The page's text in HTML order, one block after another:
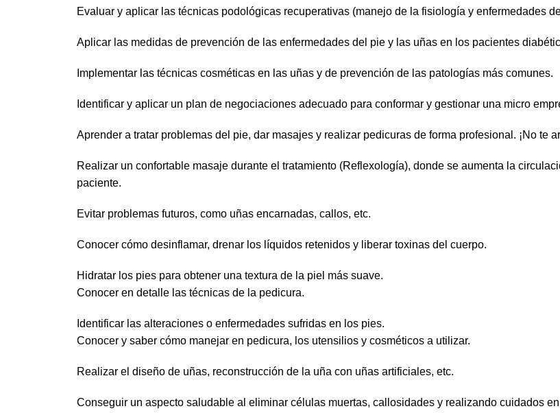
Evaluar y aplicar las técnicas podológicas recuperativas (manejo de la fisiología y enfermedades
Aplicar las medidas de prevención de las enfermedades del pie y las uñas en los pacientes
Implementar las técnicas cosméticas en las uñas y de prevención de las patologías más comunes.
Identificar y aplicar un plan de negociaciones adecuado para conformar y gestionar una micro
Aprender a tratar problemas del pie, dar masajes y realizar pedicuras de forma profesional. ¡No te
Realizar un confortable masaje durante el tratamiento (Reflexología), donde se aumenta la
paciente.
Evitar problemas futuros, como uñas encarnadas, callos, etc.
Conocer cómo desinflamar, drenar los líquidos retenidos y liberar toxinas del cuerpo.
Hidratar los pies para obtener una textura de la piel más suave.
Conocer en detalle las técnicas de la pedicura.
Identificar las alteraciones o enfermedades sufridas en los pies.
Conocer y saber cómo manejar en pedicura, los utensilios y cosméticos a utilizar.
Realizar el diseño de uñas, reconstrucción de la uña con uñas artificiales, etc.
Conseguir un aspecto saludable al eliminar células muertas, callosidades y realizando cuidados